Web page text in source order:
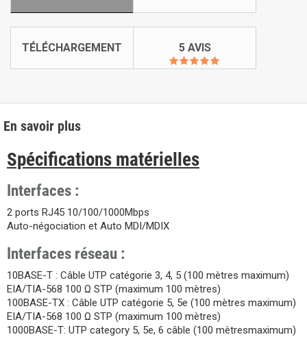
TÉLÉCHARGEMENT 5 AVIS
En savoir plus
Spécifications matérielles
Interfaces :
2 ports RJ45 10/100/1000Mbps
Auto-négociation et Auto MDI/MDIX
Interfaces réseau :
10BASE-T : Câble UTP catégorie 3, 4, 5 (100 mètres maximum)
EIA/TIA-568 100 Ω STP (maximum 100 mètres)
100BASE-TX : Câble UTP catégorie 5, 5e (100 mètres maximum)
EIA/TIA-568 100 Ω STP (maximum 100 mètres)
1000BASE-T: UTP category 5, 5e, 6 câble (100 mètresmaximum)